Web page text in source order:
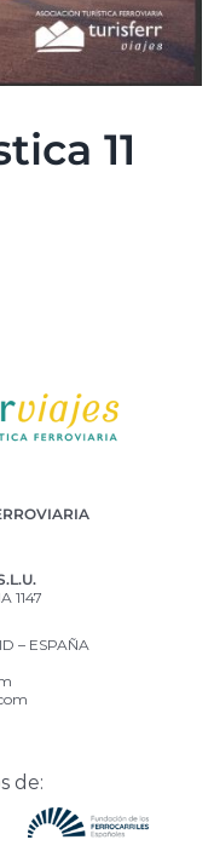
11
1147
– ESPAÑA
de: